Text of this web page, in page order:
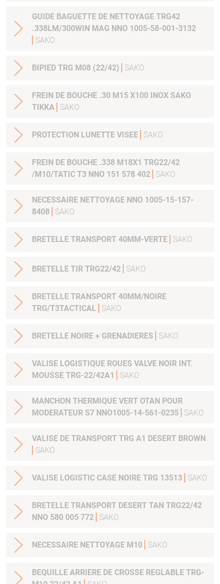
GUIDE BAGUETTE DE NETTOYAGE TRG42
.338LM/300WIN MAG NNO 1005-58-001-3132
SAKO
BIPIED TRG M08 (22/42) SAKO
FREIN DE BOUCHE .30 M15 X100 INOX SAKO
TIKKA
SAKO
PROTECTION LUNETTE VISEE SAKO
FREIN DE BOUCHE .338 M18X1 TRG22/42
/M10/TATIC T3 NNO 151 578 402
SAKO
NECESSAIRE NETTOYAGE NNO 1005-15-157-
8408
SAKO
BRETELLE TRANSPORT 40MM-VERTE SAKO
BRETELLE TIR TRG22/42 SAKO
BRETELLE TRANSPORT 40MM/NOIRE
TRG/T3TACTICAL
SAKO
BRETELLE NOIRE + GRENADIERES SAKO
VALISE LOGISTIQUE ROUES VALVE NOIR INT.
MOUSSE TRG-22/42A1
SAKO
MANCHON THERMIQUE VERT OTAN POUR
MODERATEUR S7 NNO1005-14-561-0235
SAKO
VALISE DE TRANSPORT TRG A1 DESERT BROWN
SAKO
VALISE LOGISTIC CASE NOIRE TRG 13513 SAKO
BRETELLE TRANSPORT DESERT TAN TRG22/42
NNO 580 005 772
SAKO
NECESSAIRE NETTOYAGE M10 SAKO
BEQUILLE ARRIERE DE CROSSE REGLABLE TRG-